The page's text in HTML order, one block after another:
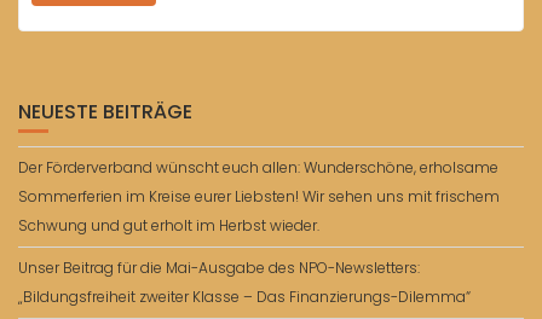
NEUESTE BEITRÄGE
Der Förderverband wünscht euch allen: Wunderschöne, erholsame
Sommerferien im Kreise eurer Liebsten! Wir sehen uns mit frischem
Schwung und gut erholt im Herbst wieder.
Unser Beitrag für die Mai-Ausgabe des NPO-Newsletters:
„Bildungsfreiheit zweiter Klasse – Das Finanzierungs-Dilemma“